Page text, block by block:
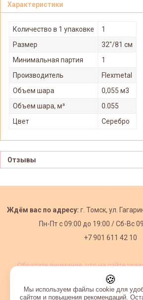
Характеристики
Количество в 1 упаковке
1
Размер
32"/81 см
Минимальная партия
1
Производитель
Flexmetal
Объем шара
0,055 м3
Объем шара, м³
0.055
Цвет
Серебро
Отзывы
Ждём вас по адресу: г. Томск, ул.
Пн-Пт с09:00 до 19:00 /Сб-Вс
+7 901 611 42 10
Обратите внимание, что на сайте
🍪
Мы используем файлы cookie для
сайтом и повышения рекомендаций.